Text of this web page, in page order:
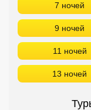
7 ночей
9 ночей
11 ночей
13 ночей